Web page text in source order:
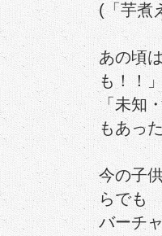
(「芋煮
あの頃
も！！
「未知
もあっ
今の子
らでも
バーチ